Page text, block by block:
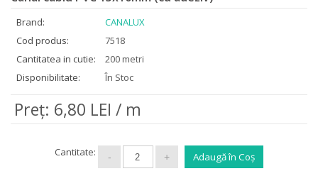
Brand:
CANALUX
Cod produs:
7518
Cantitatea in cutie:
200 metri
Disponibilitate:
În Stoc
Preţ: 6,80 LEI / m
Cantitate: